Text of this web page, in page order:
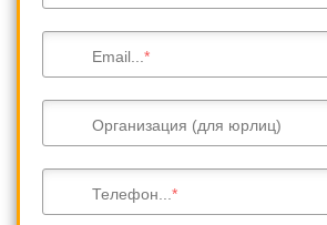
Email...
Организация (для юрлиц)
Телефон...